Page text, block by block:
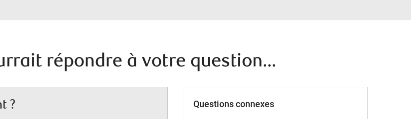
répondre à votre question...
? Questions connexes